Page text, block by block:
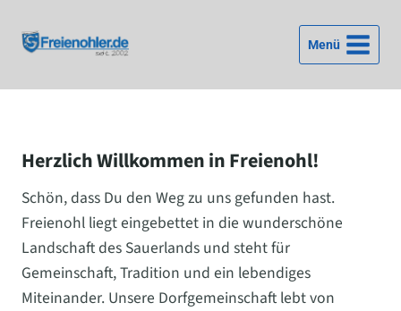
Inhalt
springen
Menü
Herzlich Willkommen in Freienohl!
Schön, dass Du den Weg zu uns gefunden hast.
Freienohl liegt eingebettet in die wunderschöne
Landschaft des Sauerlands und steht für
Gemeinschaft, Tradition und ein lebendiges
Miteinander. Unsere Dorfgemeinschaft lebt von